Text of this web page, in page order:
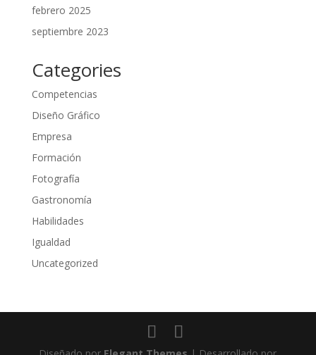
febrero 2025
septiembre 2023
Categories
Competencias
Diseño Gráfico
Empresa
Formación
Fotografía
Gastronomía
Habilidades
Igualdad
Uncategorized